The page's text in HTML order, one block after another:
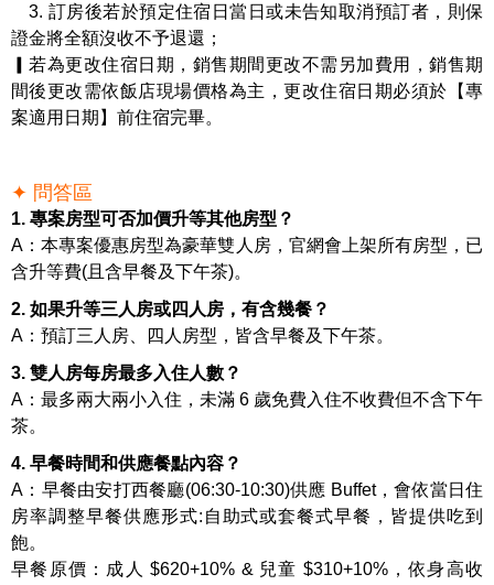
3. 訂房後若於預定住宿日當日或未告知取消預訂者，則保
證金將全額沒收不予退還；
▎若為更改住宿日期，銷售期間更改不需另加費用，銷售期
間後更改需依飯店現場價格為主，更改住宿日期必須於【專
案適用日期】前住宿完畢。
✦ 問答區
1. 專案房型可否加價升等其他房型？
A：本專案優惠房型為豪華雙人房，官網會上架所有房型，已
含升等費(且含早餐及下午茶)。
2. 如果升等三人房或四人房，有含幾餐？
A：預訂三人房、四人房型，皆含早餐及下午茶。
3. 雙人房每房最多入住人數？
A：最多兩大兩小入住，未滿 6 歲免費入住不收費但不含下午
茶。
4. 早餐時間和供應餐點內容？
A：早餐由安打西餐廳(06:30-10:30)供應 Buffet，會依當日住
房率調整早餐供應形式:自助式或套餐式早餐，皆提供吃到
飽。
早餐原價：成人 $620+10% & 兒童 $310+10%，依身高收